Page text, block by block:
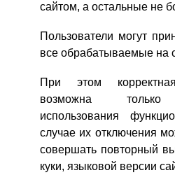
сайтом, а остальные не
Пользователи могут
все обрабатываемые на
При этом
возможна
использования
случае их отключения
совершать повторный
куки, языковой версии